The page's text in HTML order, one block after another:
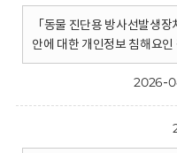
「동물 진단용 방사선발생
안에 대한 개인정보 침해요인
2026-